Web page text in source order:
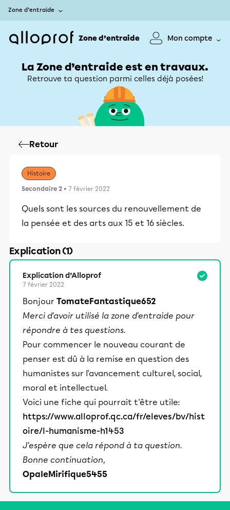
Zone d’entraide
Zone d’entraide Mon compte
La Zone d’entraide est en travaux.
Retrouve ta question parmi celles déjà posées!
Retour
Histoire
Secondaire 2 • 7 février 2022
Quels sont les sources du renouvellement de
la pensée et des arts aux 15 et 16 siècles.
Explication (1)
Explication d’Alloprof
7 février 2022
Bonjour TomateFantastique652
Merci d'avoir utilisé la zone d'entraide pour
répondre à tes questions.
Pour commencer le nouveau courant de
penser est dû à la remise en question des
humanistes sur l'avancement culturel, social,
moral et intellectuel.
Voici une fiche qui pourrait t'être utile:
https://www.alloprof.qc.ca/fr/eleves/bv/hist
oire/l-humanisme-h1453
J'espère que cela répond à ta question.
Bonne continuation,
OpaleMirifique5455